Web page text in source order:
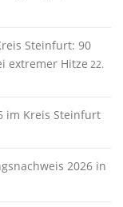
Steinfurt: 90
extremer Hitze 22.
im Kreis Steinfurt
2026 in